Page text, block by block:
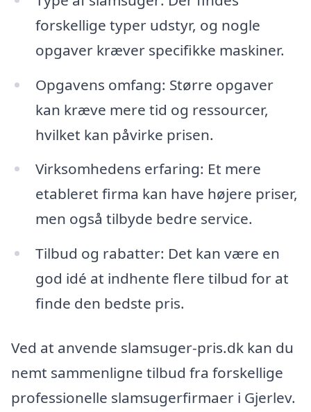
forskellige typer udstyr, og nogle
opgaver kræver specifikke maskiner.
Opgavens omfang: Større opgaver
kan kræve mere tid og ressourcer,
hvilket kan påvirke prisen.
Virksomhedens erfaring: Et mere
etableret firma kan have højere priser,
men også tilbyde bedre service.
Tilbud og rabatter: Det kan være en
god idé at indhente flere tilbud for at
finde den bedste pris.
Ved at anvende slamsuger-pris.dk kan du
nemt sammenligne tilbud fra forskellige
professionelle slamsugerfirmaer i Gjerlev.